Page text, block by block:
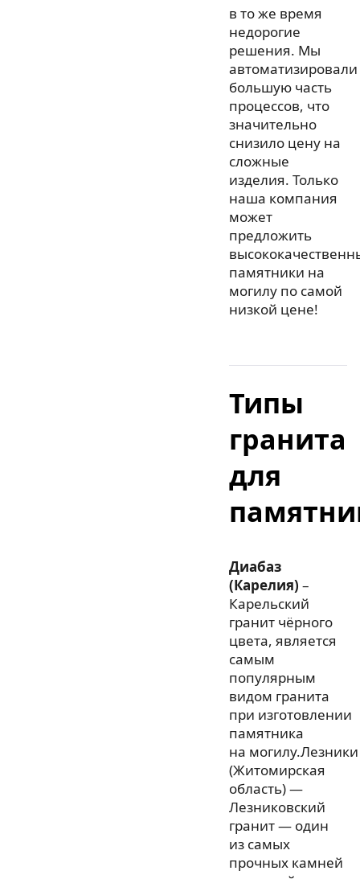
в то же время
недорогие
решения. Мы
автоматизировали
большую часть
процессов, что
значительно
снизило цену на
сложные
изделия. Только
наша компания
может
предложить
памятники на
могилу по самой
низкой цене!
Типы
гранита
для
Диабаз
(Карелия) –
Карельский
гранит чёрного
цвета, является
самым
популярным
видом гранита
при изготовлении
памятника
на могилу.Лезники
(Житомирская
область) —
Лезниковский
гранит — один
из самых
прочных камней